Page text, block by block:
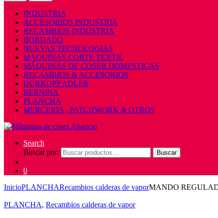
INDUSTRIA
ACCESORIOS INDUSTRIA
RECAMBIOS INDUSTRIA
BORDADO
NUEVAS TECNOLOGIAS
MAQUINAS CORTE TEXTIL
MÁQUINAS DE COSER DOMESTICAS
RECAMBIOS & ACCESORIOS
DÜRKOPP ADLER
BERNINA
PLANCHA
MERCERIA , PATCHWORK & OTROS
Search
Buscar por:
Buscar
0
InicioPLANCHARecambios calderas de vaporMANDO
PLANCHA, Recambios calderas de vapor